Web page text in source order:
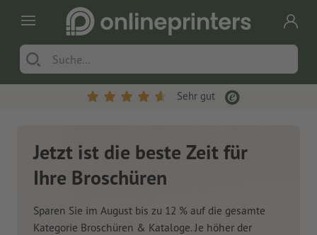
Sehr gut
Jetzt ist die beste Zeit für
Ihre Broschüren
Sparen Sie im August bis zu 12 % auf die gesamte
Kategorie Broschüren & Kataloge. Je höher der